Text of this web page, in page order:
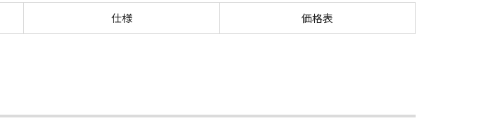
概要 iR-ADV 8705B／8795B／8786B
仕様 価格表